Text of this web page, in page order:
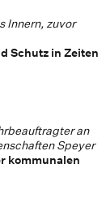
Innern, zuvor
Schutz in Zeiten
an
Speyer
kommunalen